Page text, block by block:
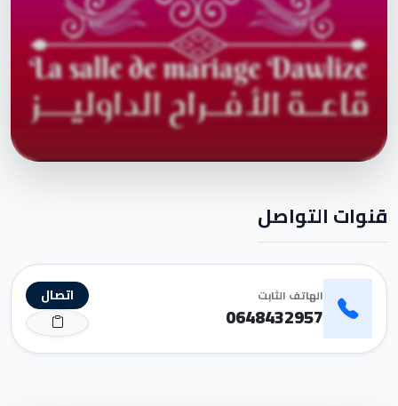
قنوات التواصل
الهاتف الثابت
0648432957
اتصال